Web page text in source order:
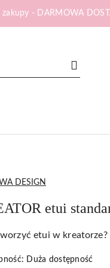
- DARMOWA
DESIGN
etui
etui w
Duża dostępność